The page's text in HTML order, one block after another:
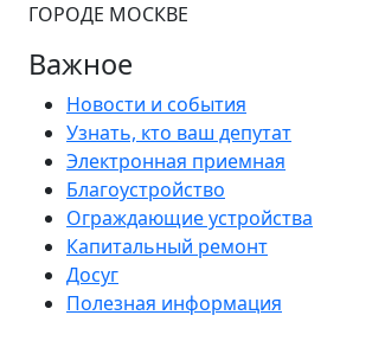
ГОРОДЕ МОСКВЕ
Важное
Новости и события
Узнать, кто ваш депутат
Электронная приемная
Благоустройство
Ограждающие устройства
Капитальный ремонт
Досуг
Полезная информация